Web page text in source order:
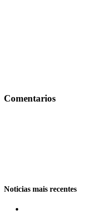
Comentarios
Noticias mais recentes